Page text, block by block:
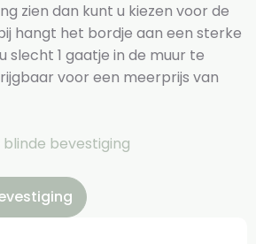
zien dan kunt u kiezen voor de
hangt het bordje aan een sterke
slecht 1 gaatje in de muur te
voor een meerprijs van
bevestiging